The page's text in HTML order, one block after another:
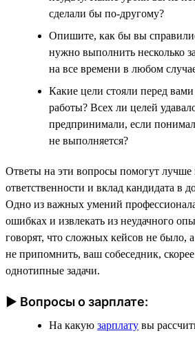
сделали бы по-другому?
Опишите, как бы вы
нужно выполнить несколько
на все времени в любом
Какие цели стояли перед
работы? Всех ли целей
предпринимали, если
не выполняется?
Ответы на эти вопросы помогут лучше
ответственности и вклад кандидата в
Одно из важных умений
ошибках и извлекать из неудачного
говорят, что сложных кейсов не было, а
не припомнить, ваш собеседник,
однотипные задачи.
► Вопросы о зарплате:
На какую зарплату вы